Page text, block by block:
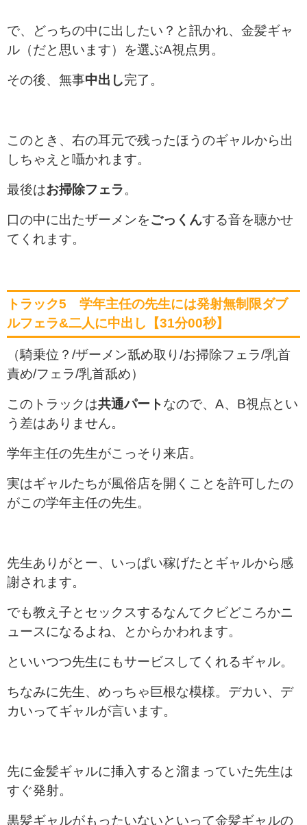
で、どっちの中に出したい？と訊かれ、金髪ギャ
ル（だと思います）を選ぶA視点男。
その後、無事中出し完了。
このとき、右の耳元で残ったほうのギャルから出
しちゃえと囁かれます。
最後はお掃除フェラ 。
口の中に出たザーメンを ごっくんする音を聴かせ
てくれます。
トラック5 学年主任の先生には発射無制限ダブ
ルフェラ&二人に中出し【31分00秒】
（騎乗位？/ザーメン舐め取り/お掃除フェラ/乳首
責め/フェラ/乳首舐め）
このトラックは共通パート なので、A、B視点とい
う差はありません。
学年主任の先生がこっそり来店。
実はギャルたちが風俗店を開くことを許可したの
がこの学年主任の先生。
先生ありがとー、いっぱい稼げたとギャルから感
謝されます。
でも教え子とセックスするなんてクビどころかニ
ュースになるよね、とからかわれます。
といいつつ先生にもサービスしてくれるギャル。
ちなみに先生、めっちゃ巨根な模様。デカい、デ
カいってギャルが言います。
先に金髪ギャルに挿入すると溜まっていた先生は
すぐ発射。
黒髪ギャルがもったいないといって金髪ギャルの